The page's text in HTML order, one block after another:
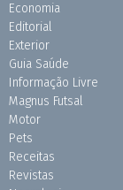
Economia
Editorial
Exterior
Guia Saúde
Informação Livre
Magnus Futsal
Motor
Pets
Receitas
Revistas